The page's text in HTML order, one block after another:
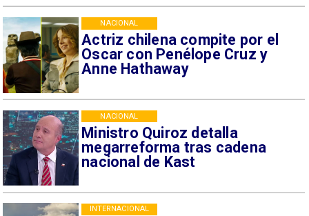
Actriz chilena compite por el
Oscar con Penélope Cruz y
Anne Hathaway
NACIONAL
Ministro Quiroz detalla
megarreforma tras cadena
nacional de Kast
NACIONAL
INTERNACIONAL